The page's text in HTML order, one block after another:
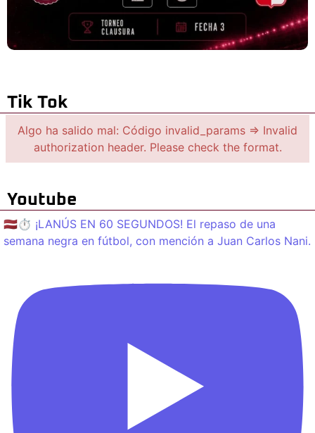
Tik Tok
Algo ha salido mal: Código invalid_params => Invalid
authorization header. Please check the format.
Youtube
🇱🇻⏱️ ¡LANÚS EN 60 SEGUNDOS! El repaso de una
semana negra en fútbol, con mención a Juan Carlos Nani.